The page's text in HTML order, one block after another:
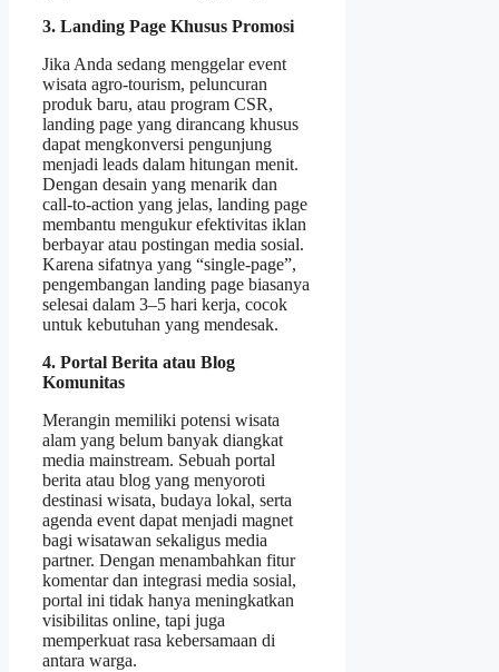
3. Landing Page Khusus Promosi
Jika Anda sedang menggelar event
wisata agro‑tourism, peluncuran
produk baru, atau program CSR,
landing page yang dirancang khusus
dapat mengkonversi pengunjung
menjadi leads dalam hitungan menit.
Dengan desain yang menarik dan
call‑to‑action yang jelas, landing page
membantu mengukur efektivitas iklan
berbayar atau postingan media sosial.
Karena sifatnya yang “single‑page”,
pengembangan landing page biasanya
selesai dalam 3–5 hari kerja, cocok
untuk kebutuhan yang mendesak.
4. Portal Berita atau Blog
Komunitas
Merangin memiliki potensi wisata
alam yang belum banyak diangkat
media mainstream. Sebuah portal
berita atau blog yang menyoroti
destinasi wisata, budaya lokal, serta
agenda event dapat menjadi magnet
bagi wisatawan sekaligus media
partner. Dengan menambahkan fitur
komentar dan integrasi media sosial,
portal ini tidak hanya meningkatkan
visibilitas online, tapi juga
memperkuat rasa kebersamaan di
antara warga.